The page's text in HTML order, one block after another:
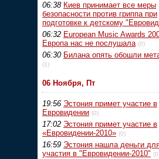
06:38 Киев принимает все меры
безопасности против гриппа при
подготовке к детскому
06:32 European Music Awards
Европа нас не послушала (0)
06:30 Билана опять обошли
(1)
06 Ноября, Пт
19:56 Эстония примет участие в
Евровидении (0)
17:02 Эстония примет участие в
«Евровидении-2010» (0)
16:59 Эстония нашла деньги
участия в "Евровидении-2010"